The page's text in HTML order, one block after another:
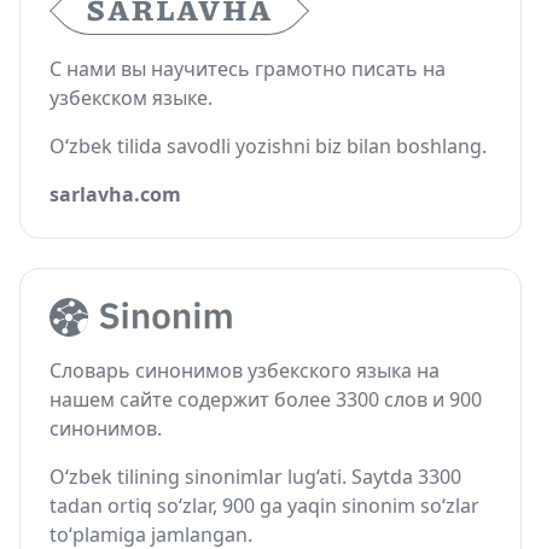
С нами вы научитесь грамотно писать на
узбекском языке.
O‘zbek tilida savodli yozishni biz bilan boshlang.
sarlavha.com
Словарь синонимов узбекского языка на
нашем сайте содержит более 3300 слов и 900
синонимов.
O‘zbek tilining sinonimlar lug‘ati. Saytda 3300
tadan ortiq so‘zlar, 900 ga yaqin sinonim so‘zlar
to‘plamiga jamlangan.